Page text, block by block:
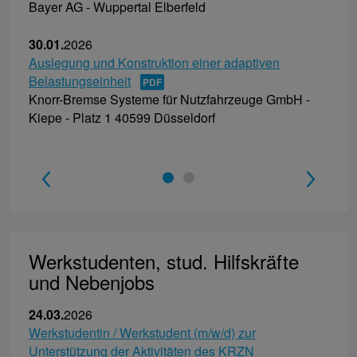
Bayer AG - Wuppertal Elberfeld
30.01.2026
Auslegung und Konstruktion einer adaptiven
Belastungseinheit
Knorr-Bremse Systeme für Nutzfahrzeuge GmbH -
Kiepe - Platz 1 40599 Düsseldorf
1
Werkstudenten, stud. Hilfskräfte
und Nebenjobs
24.03.2026
Werkstudentin / Werkstudent (m/w/d) zur
Unterstützung der Aktivitäten des KRZN